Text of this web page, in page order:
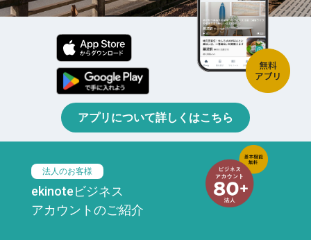
アプリについて詳しくはこちら
法人のお客様
ekinoteビジネス
アカウントのご紹介